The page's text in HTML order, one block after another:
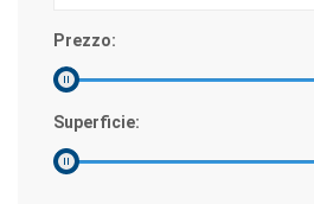
Prezzo:
Superficie: